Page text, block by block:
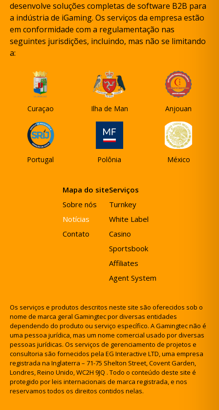
desenvolve soluções completas de software B2B para
a indústria de iGaming. Os serviços da empresa estão
em conformidade com a regulamentação nas
seguintes jurisdições, incluindo, mas não se limitando
a:
Curaçao Ilha de Man Anjouan
Portugal Polônia México
Mapa do site
Sobre nós
Notícias
Contato
Serviços
Turnkey
White Label
Casino
Sportsbook
Affiliates
Agent System
Os serviços e produtos descritos neste site são oferecidos sob o
nome de marca geral Gamingtec por diversas entidades
dependendo do produto ou serviço específico. A Gamingtec não é
uma pessoa jurídica, mas um nome comercial usado por diversas
pessoas jurídicas. Os serviços de gerenciamento de projetos e
consultoria são fornecidos pela EG Interactive LTD, uma empresa
registrada na Inglaterra – 71-75 Shelton Street, Covent Garden,
Londres, Reino Unido, WC2H 9JQ . Todo o conteúdo deste site é
protegido por leis internacionais de marca registrada, e nos
reservamos todos os direitos contidos nelas.